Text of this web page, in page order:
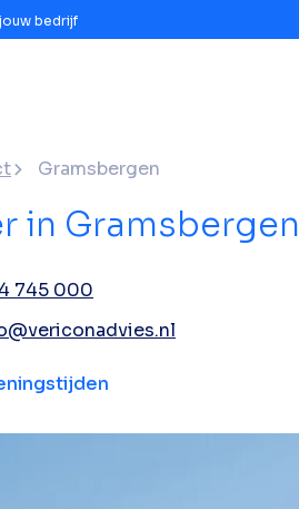
bedrijf
Gramsbergen
in Gramsbergen
745 000